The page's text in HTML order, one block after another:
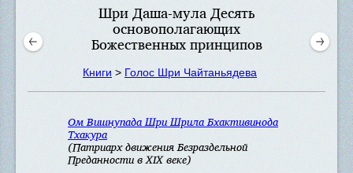
Шри Даша-мула Десять
основополагающих
Божественных принципов
Книги > Голос Шри Чайтаньядева
Ом Вишнупада Шри Шрила Бхактивинода
Тхакура
(Патриарх движения Безраздельной
Преданности в XIX веке)